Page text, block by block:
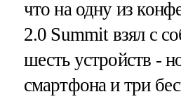
что на одну из
2.0 Summit взял с
шесть устройств -
смартфона и три